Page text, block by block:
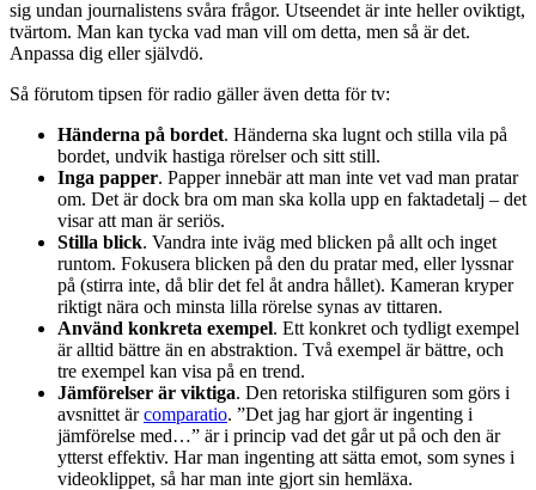
sig undan journalistens svåra frågor. Utseendet är inte heller oviktigt,
tvärtom. Man kan tycka vad man vill om detta, men så är det.
Anpassa dig eller självdö.
Så förutom tipsen för radio gäller även detta för tv:
Händerna på bordet. Händerna ska lugnt och stilla vila på
bordet, undvik hastiga rörelser och sitt still.
Inga papper. Papper innebär att man inte vet vad man pratar
om. Det är dock bra om man ska kolla upp en faktadetalj – det
visar att man är seriös.
Stilla blick. Vandra inte iväg med blicken på allt och inget
runtom. Fokusera blicken på den du pratar med, eller lyssnar
på (stirra inte, då blir det fel åt andra hållet). Kameran kryper
riktigt nära och minsta lilla rörelse synas av tittaren.
Använd konkreta exempel. Ett konkret och tydligt exempel
är alltid bättre än en abstraktion. Två exempel är bättre, och
tre exempel kan visa på en trend.
Jämförelser är viktiga. Den retoriska stilfiguren som görs i
avsnittet ärcomparatio. ”Det jag har gjort är ingenting i
jämförelse med…” är i princip vad det går ut på och den är
ytterst effektiv. Har man ingenting att sätta emot, som synes i
videoklippet, så har man inte gjort sin hemläxa.